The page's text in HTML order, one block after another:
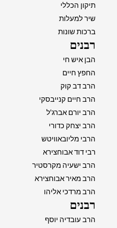
תיקון הכללי
שיר למעלות
ברכות שונות
רבנים
הבן איש חי
החפץ חיים
הרב דב קוק
הרב חיים קנייבסקי
הרב יורם אברג'ל
הרב יצחק כדורי
הרבי מליובאוויטש
רבי דוד אבוחצירא
הרב ישעיה מקרסטיר
הרב מאיר אבוחצירא
הרב מרדכי אליהו
רבנים
הרב עובדיה יוסף